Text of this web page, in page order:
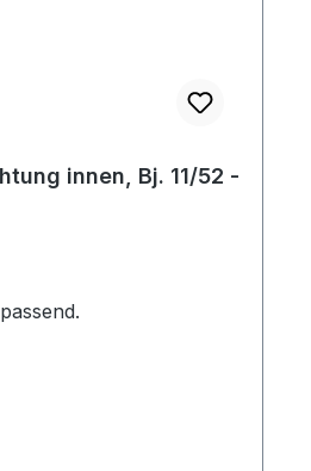
innen, Bj. 11/52 -